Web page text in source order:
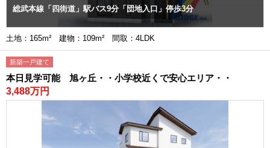
総武本線「四街道」駅バス9分「団地入口」停歩3分
土地：165m² 建物：109m² 間取：4LDK
新築一戸建て
本日見学可能 旭ヶ丘・・小学校近くで安心エリア・・
3,488万円